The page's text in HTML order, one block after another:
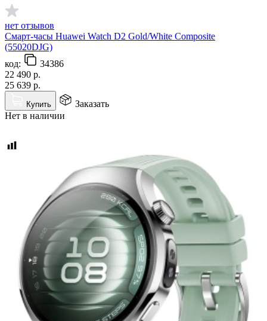
нет отзывов
Смарт-часы Huawei Watch D2 Gold/White Composite
(55020DJG)
код:
34386
22 490 р.
25 639 р.
Купить
Заказать
Нет в наличии